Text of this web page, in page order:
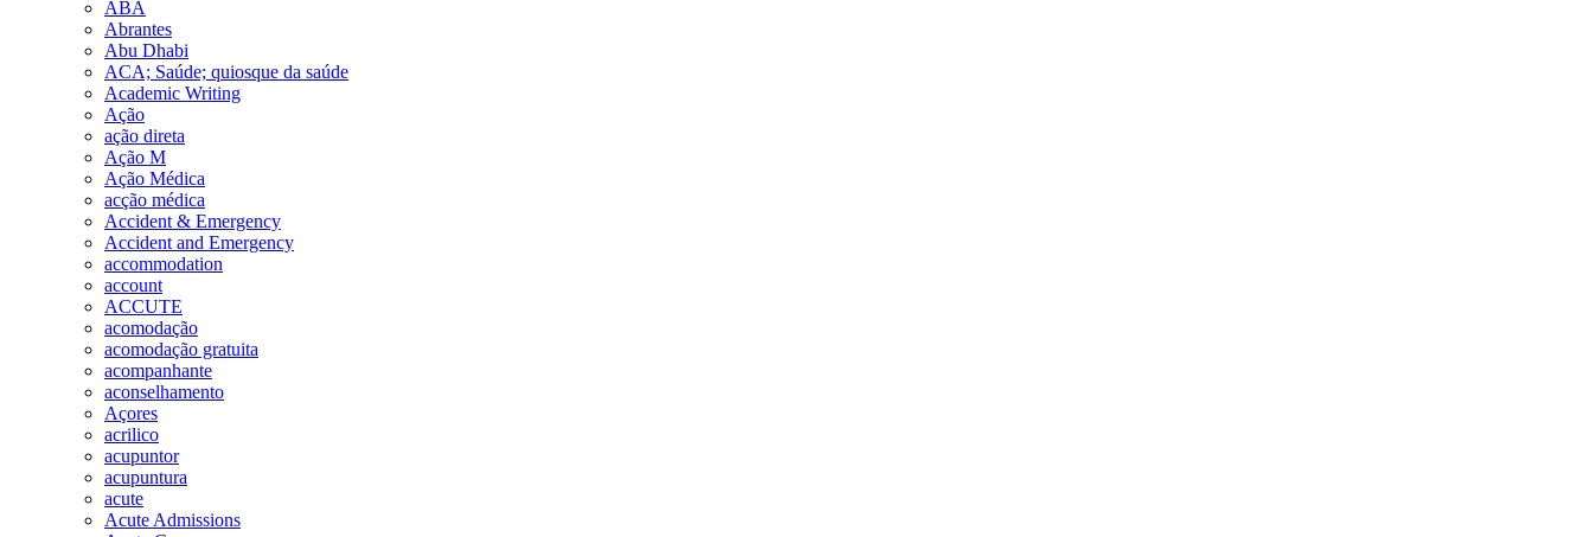
ABA
Abrantes
Abu Dhabi
ACA; Saúde; quiosque da saúde
Academic Writing
Ação
ação direta
Ação M
Ação Médica
acção médica
Accident & Emergency
Accident and Emergency
accommodation
account
ACCUTE
acomodação
acomodação gratuita
acompanhante
aconselhamento
Açores
acrilico
acupuntor
acupuntura
acute
Acute Admissions